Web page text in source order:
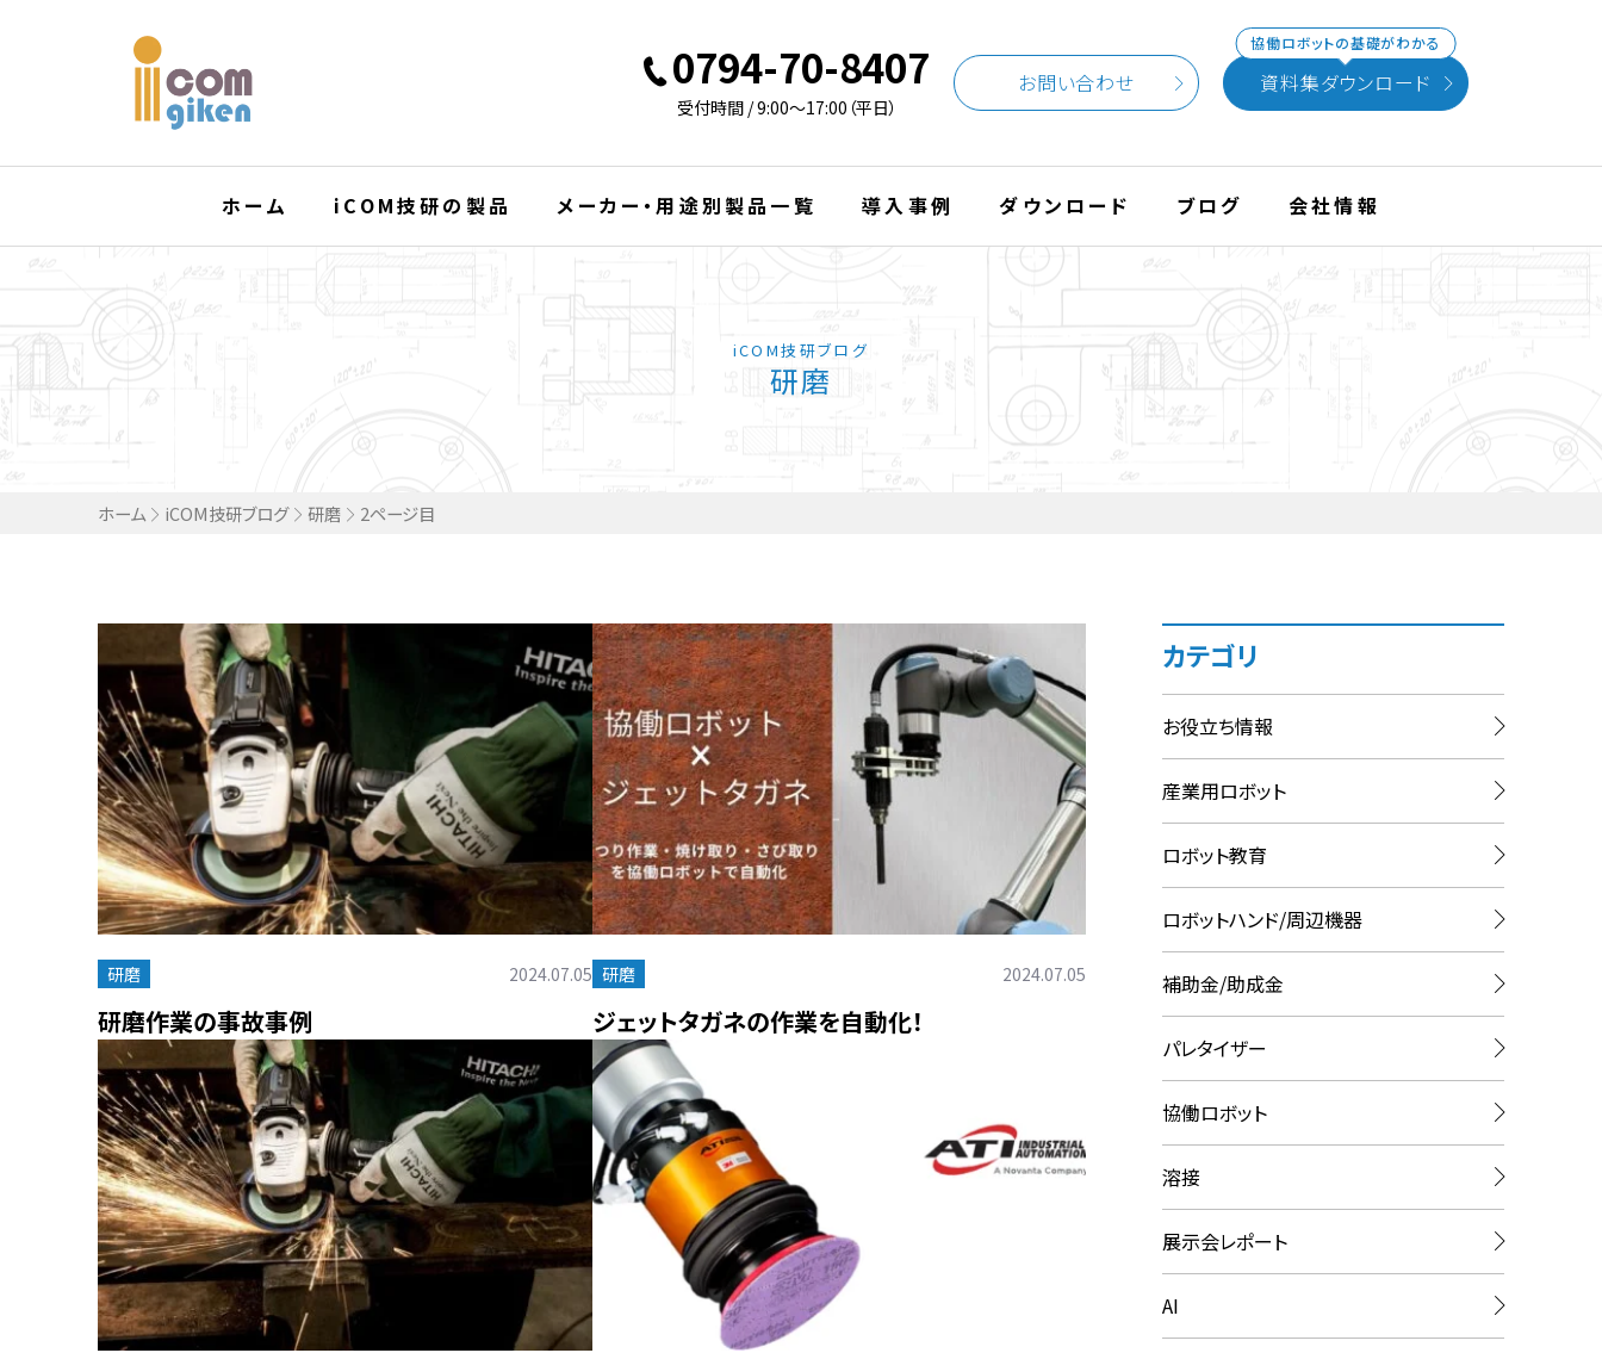
0794-70-8407
受付時間 / 9:00〜17:00（平日）
お問い合わせ
協働ロボットの基礎がわかる
資料集ダウンロード
ホーム iCOM技研の製品 メーカー・用途別製品一覧 導入事例 ダウンロード ブログ 会社情報
iCOM技研ブログ
研磨
ホーム iCOM技研ブログ 研磨 2ページ目
研磨 2024.07.05
研磨作業の事故事例
研磨 2024.07.05
ジェットタガネの作業を自動化！
カテゴリ
お役立ち情報
産業用ロボット
ロボット教育
ロボットハンド/周辺機器
補助金/助成金
パレタイザー
協働ロボット
溶接
展示会レポート
AI